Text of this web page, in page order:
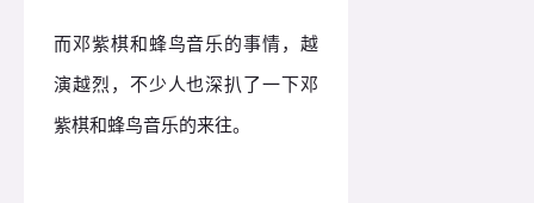
而邓紫棋和蜂鸟音乐的事情，越
演越烈，不少人也深扒了一下邓
紫棋和蜂鸟音乐的来往。